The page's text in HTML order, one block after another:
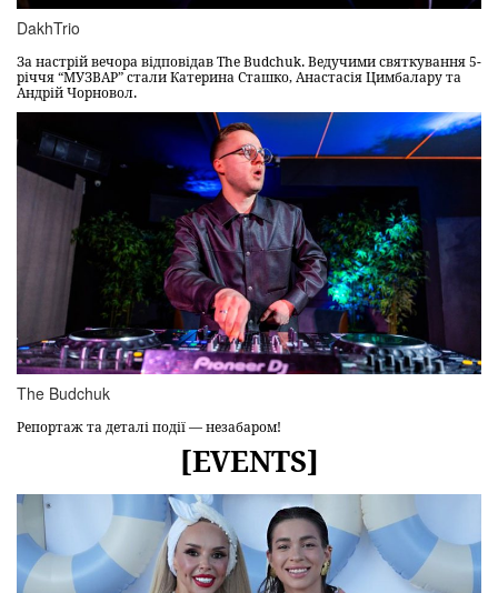
DakhTrio
За настрій вечора відповідав The Budchuk. Ведучими святкування 5-
річчя “МУЗВАР” стали Катерина Сташко, Анастасія Цимбалару та
Андрій Чорновол.
The Budchuk
Репортаж та деталі події — незабаром!
[EVENTS]